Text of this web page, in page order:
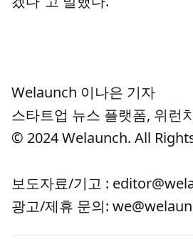
Welaunch 이나은 기자
스타트업 뉴스 플랫폼, 위런
© 2024 Welaunch. All
보도자료/기고 :
광고/제휴 문의: